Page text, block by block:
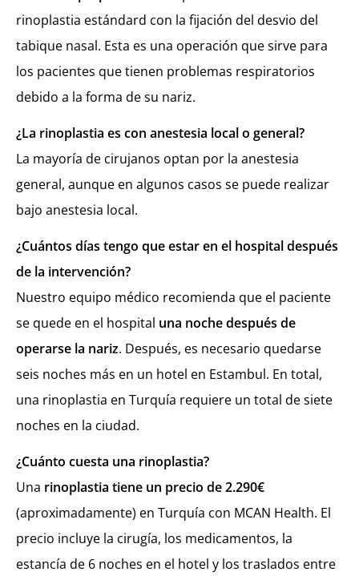
rinoplastia estándard con la fijación del desvio del
tabique nasal. Esta es una operación que sirve para
los pacientes que tienen problemas respiratorios
debido a la forma de su nariz.
¿La rinoplastia es con anestesia local o general?
La mayoría de cirujanos optan por la anestesia
general, aunque en algunos casos se puede realizar
bajo anestesia local.
¿Cuántos días tengo que estar en el hospital después
de la intervención?
Nuestro equipo médico recomienda que el paciente
se quede en el hospital una noche después de
operarse la nariz. Después, es necesario quedarse
seis noches más en un hotel en Estambul. En total,
una rinoplastia en Turquía requiere un total de siete
noches en la ciudad.
¿Cuánto cuesta una rinoplastia?
Una rinoplastia tiene un precio de 2.290€
(aproximadamente) en Turquía con MCAN Health. El
precio incluye la cirugía, los medicamentos, la
estancía de 6 noches en el hotel y los traslados entre